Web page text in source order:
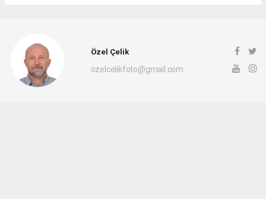
Özel Çelik
ozelcelikfoto@gmail.com